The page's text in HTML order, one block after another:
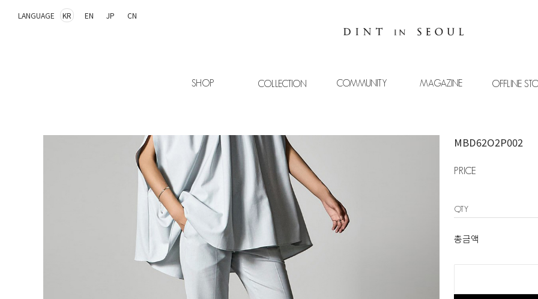
LANGUAGE KR EN JP CN
SHOP COLLECTION COMMUNITY MAGAZINE OFFLINE
MBD62O2P002
PRICE
QTY
총금액